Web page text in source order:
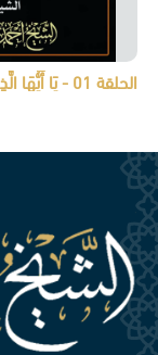
الحلقة 01 - يَا أَيُّهَا الَّذِينَ آمَنُوا لَا تُقَدِّمُوا بَيْنَ يَدَيِ اللَّهِ وَرَسُولِهِ